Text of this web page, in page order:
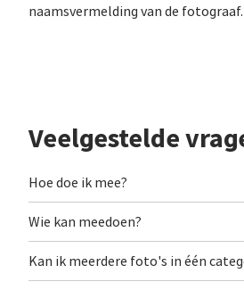
naamsvermelding van de fotograaf.
Veelgestelde
Hoe doe ik mee?
Wie kan meedoen?
Kan ik meerdere foto's in één